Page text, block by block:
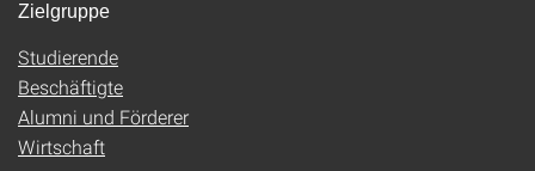
Zielgruppe
Studierende
Beschäftigte
Alumni und Förderer
Wirtschaft